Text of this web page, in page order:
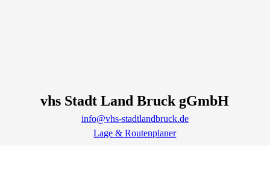
vhs Stadt Land Bruck gGmbH
info@vhs-stadtlandbruck.de
Lage & Routenplaner